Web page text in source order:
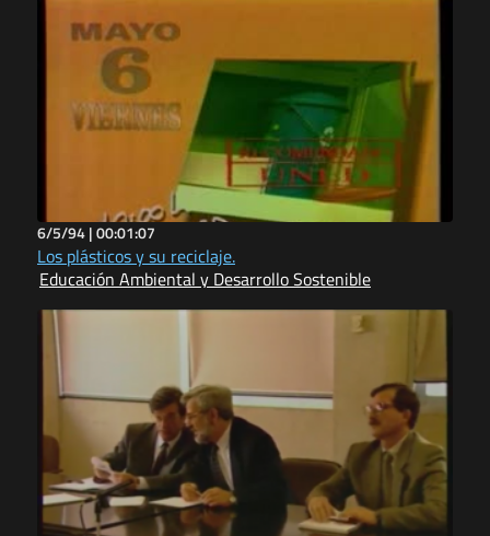
6/5/94 |00:01:07
Los plásticos y su reciclaje.
Educación Ambiental y Desarrollo Sostenible